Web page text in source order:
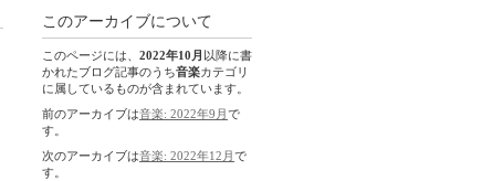
このアーカイブについて
このページには、 2022年10月 以降に書
かれたブログ記事のうち音楽カテゴリ
に属しているものが含まれています。
前のアーカイブは音楽: 2022年9月で
す。
次のアーカイブは音楽: 2022年12月で
す。